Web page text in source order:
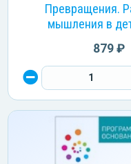
Превращения.
мышления в
879 ₽